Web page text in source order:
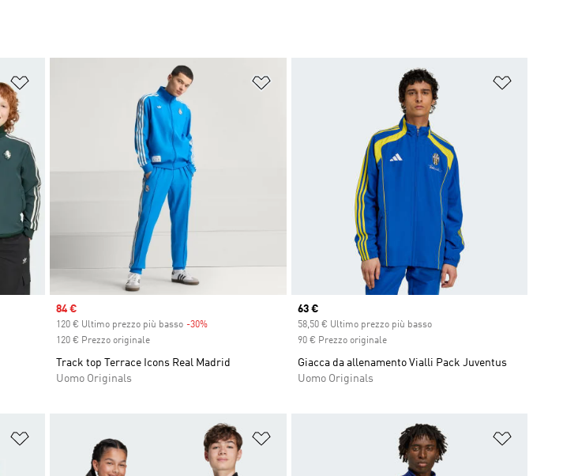
Aggiungi alla lista dei desideri Aggiungi alla lista dei desideri
Sale price
84 €
120 € Ultimo prezzo più basso -30%
120 € Prezzo originale
Track top Terrace Icons Real Madrid
Uomo Originals
Current price
63 €
58,50 € Ultimo prezzo più basso
90 € Prezzo originale
Giacca da allenamento Vialli Pack Juventus
Uomo Originals
Aggiungi alla lista dei desideri